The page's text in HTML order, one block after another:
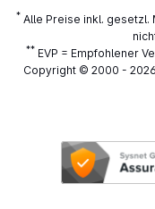
* Alle Preise inkl.
**EVP = Empfohlener
Copyright © 2000 -